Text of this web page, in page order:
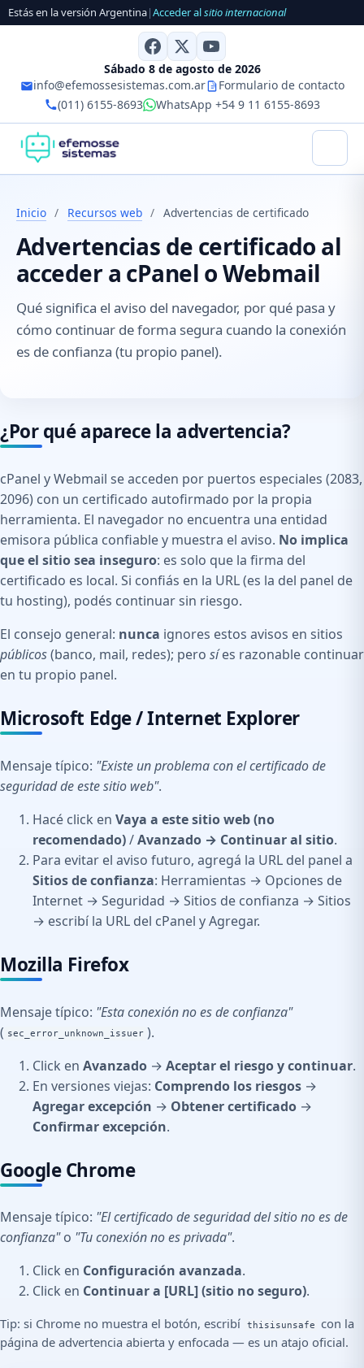
Estás en la versión Argentina|Acceder alsitio internacional
Sábado 8 de agosto de 2026
info@efemossesistemas.com.ar
Formulario de contacto
(011) 6155-8693
WhatsApp +54 9 11 6155-8693
Inicio / Recursos web / Advertencias de certificado
Advertencias de certificado al
acceder a cPanel o Webmail
Qué significa el aviso del navegador, por qué pasa y
cómo continuar de forma segura cuando la conexión
es de confianza (tu propio panel).
¿Por qué aparece la advertencia?
cPanel y Webmail se acceden por puertos especiales (2083,
2096) con un certificado autofirmado por la propia
herramienta. El navegador no encuentra una entidad
emisora pública confiable y muestra el aviso. No implica
que el sitio sea inseguro: es solo que la firma del
certificado es local. Si confiás en la URL (es la del panel de
tu hosting), podés continuar sin riesgo.
El consejo general: nunca ignores estos avisos en sitios
públicos(banco, mail, redes); pero síes razonable continuar
en tu propio panel.
Microsoft Edge / Internet Explorer
Mensaje típico: "Existe un problema con el certificado de
seguridad de este sitio web".
Hacé click en Vaya a este sitio web (no
recomendado)/Avanzado → Continuar al sitio.
Para evitar el aviso futuro, agregá la URL del panel a
Sitios de confianza: Herramientas → Opciones de
Internet → Seguridad → Sitios de confianza → Sitios
→ escribí la URL del cPanel y Agregar.
Mozilla Firefox
Mensaje típico: "Esta conexión no es de confianza"
( sec_error_unknown_issuer ).
Click en Avanzado → Aceptar el riesgo y continuar.
En versiones viejas: Comprendo los riesgos →
Agregar excepción → Obtener certificado →
Confirmar excepción.
Google Chrome
Mensaje típico: "El certificado de seguridad del sitio no es de
confianza"o "Tu conexión no es privada".
Click en Configuración avanzada.
Click en Continuar a [URL] (sitio no seguro).
Tip: si Chrome no muestra el botón, escribí thisisunsafe
con la
página de advertencia abierta y enfocada — es un atajo oficial.